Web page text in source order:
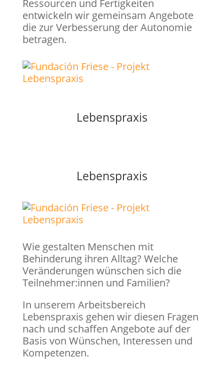
Ressourcen und Fertigkeiten
entwickeln wir gemeinsam Angebote
die zur Verbesserung der Autonomie
betragen.
Lebenspraxis
Lebenspraxis
Wie gestalten Menschen mit
Behinderung ihren Alltag? Welche
Veränderungen wünschen sich die
Teilnehmer:innen und Familien?
In unserem Arbeitsbereich
Lebenspraxis gehen wir diesen Fragen
nach und schaffen Angebote auf der
Basis von Wünschen, Interessen und
Kompetenzen.